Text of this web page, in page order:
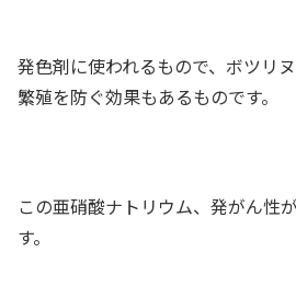
発色剤に使われるもので、ボツリ
繁殖を防ぐ効果もあるものです。
この亜硝酸ナトリウム、発がん性
す。